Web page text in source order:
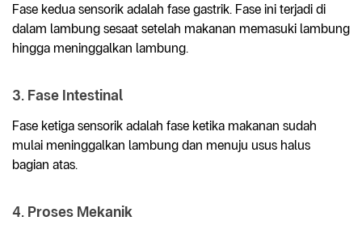
Fase kedua sensorik adalah fase gastrik. Fase ini terjadi di
dalam lambung sesaat setelah makanan memasuki lambung
hingga meninggalkan lambung.
3. Fase Intestinal
Fase ketiga sensorik adalah fase ketika makanan sudah
mulai meninggalkan lambung dan menuju usus halus
bagian atas.
4. Proses Mekanik